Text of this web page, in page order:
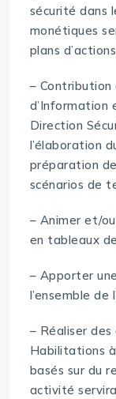
sécurité dans
monétiques
plans
– Contribution
d’Information
Direction
l’élaboration
préparation
scénarios de
– Animer et/
en tableaux
– Apporter
l’ensemble de
– Réaliser
Habilitations à
basés sur du
activité